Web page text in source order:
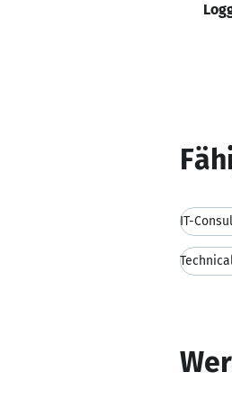
IT-